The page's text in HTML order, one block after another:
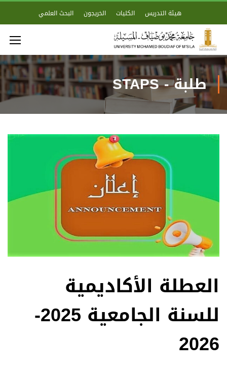
هيئة التدريس الكليات الخريجون البحث العلمي
طلبة - STAPS
العطلة الأكاديمية
للسنة الجامعية 2025-
2026